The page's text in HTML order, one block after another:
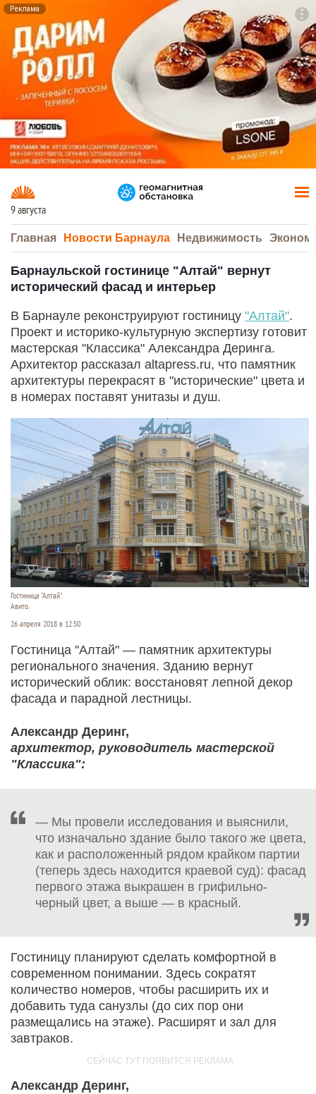
Реклама
9 августа
Главная Новости Барнаула Недвижимость
Барнаульской гостинице "Алтай" вернут
исторический фасад и интерьер
В Барнауле реконструируют гостиницу "Алтай".
Проект и историко-культурную экспертизу готовит
мастерская "Классика" Александра Деринга.
Архитектор рассказал altapress.ru, что памятник
архитектуры перекрасят в "исторические" цвета и
в номерах поставят унитазы и душ.
Гостиница "Алтай".
Авито.
26 апреля 2018 в 12:50
Гостиница "Алтай" — памятник архитектуры
регионального значения. Зданию вернут
исторический облик: восстановят лепной декор
фасада и парадной лестницы.
Александр Деринг,
архитектор, руководитель мастерской
"Классика":
— Мы провели исследования и выяснили,
что изначально здание было такого же цвета,
как и расположенный рядом крайком партии
(теперь здесь находится краевой суд): фасад
первого этажа выкрашен в грифильно-
черный цвет, а выше — в красный.
Гостиницу планируют сделать комфортной в
современном понимании. Здесь сократят
количество номеров, чтобы расширить их и
добавить туда санузлы (до сих пор они
размещались на этаже). Расширят и зал для
завтраков.
Александр Деринг,